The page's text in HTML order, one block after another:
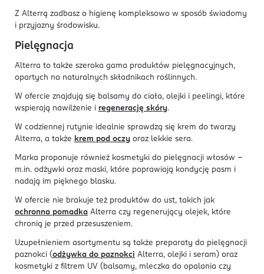
Z Alterrą zadbasz o higienę kompleksowo w sposób świadomy
i przyjazny środowisku.
Pielęgnacja
Alterra to także szeroka gama produktów pielęgnacyjnych,
opartych na naturalnych składnikach roślinnych.
W ofercie znajdują się balsamy do ciała, olejki i peelingi, które
wspierają nawilżenie i regenerację skóry.
W codziennej rutynie idealnie sprawdzą się krem do twarzy
Alterra, a także krem pod oczy oraz lekkie sera.
Marka proponuje również kosmetyki do pielęgnacji włosów –
m.in. odżywki oraz maski, które poprawiają kondycję pasm i
nadają im pięknego blasku.
W ofercie nie brakuje też produktów do ust, takich jak
ochronna pomadka Alterra czy regenerujący olejek, które
chronią je przed przesuszeniem.
Uzupełnieniem asortymentu są także preparaty do pielęgnacji
paznokci (odżywka do paznokci Alterra, olejki i seram) oraz
kosmetyki z filtrem UV (balsamy, mleczka do opalania czy